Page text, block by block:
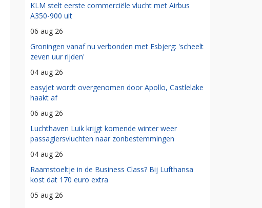
KLM stelt eerste commerciële vlucht met Airbus
A350-900 uit
06 aug 26
Groningen vanaf nu verbonden met Esbjerg: 'scheelt
zeven uur rijden'
04 aug 26
easyJet wordt overgenomen door Apollo, Castlelake
haakt af
06 aug 26
Luchthaven Luik krijgt komende winter weer
passagiersvluchten naar zonbestemmingen
04 aug 26
Raamstoeltje in de Business Class? Bij Lufthansa
kost dat 170 euro extra
05 aug 26